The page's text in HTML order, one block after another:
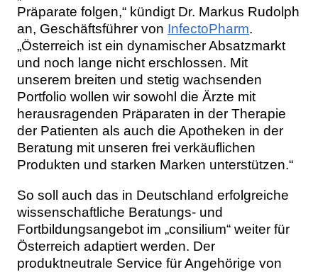
Präparate folgen,“ kündigt Dr. Markus Rudolph
an, Geschäftsführer von InfectoPharm.
„Österreich ist ein dynamischer Absatzmarkt
und noch lange nicht erschlossen. Mit
unserem breiten und stetig wachsenden
Portfolio wollen wir sowohl die Ärzte mit
herausragenden Präparaten in der Therapie
der Patienten als auch die Apotheken in der
Beratung mit unseren frei verkäuflichen
Produkten und starken Marken unterstützen.“
So soll auch das in Deutschland erfolgreiche
wissenschaftliche Beratungs- und
Fortbildungsangebot im „consilium“ weiter für
Österreich adaptiert werden. Der
produktneutrale Service für Angehörige von